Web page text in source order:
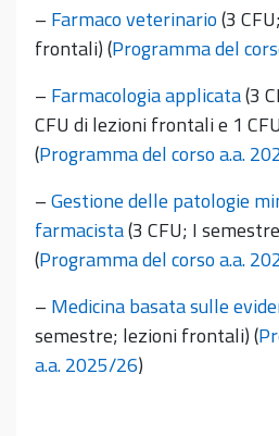
– Farmaco veterinario(3
frontali) (Programma del
– Farmacologia applicata(3
CFU di lezioni frontali e 1
(Programma del corso a.a.
–Gestione delle patologie
farmacista(3 CFU; I
(Programma del corso a.a.
– Medicina basata sulle
semestre; lezioni frontali) (
a.a. 2025/26)